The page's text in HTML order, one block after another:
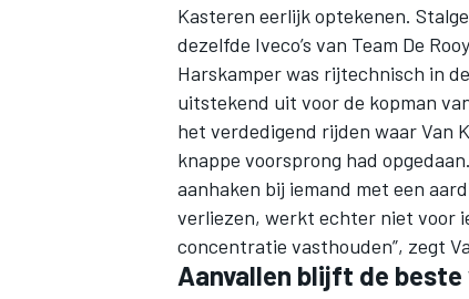
Kasteren eerlijk optekenen.
dezelfde Iveco’s van Team De
Harskamper was rijtechnisch in
uitstekend uit voor de kopman
het verdedigend rijden waar Van
knappe voorsprong had
aanhaken bij iemand met een
verliezen, werkt echter niet voor
concentratie vasthouden”, zegt
Aanvallen blijft de